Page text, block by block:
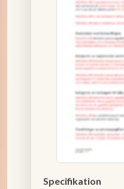
Specifikation